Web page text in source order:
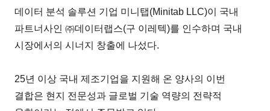
데이터 분석 솔루션 기업 미니탭(Minitab LLC)이 국내
파트너사인 ㈜데이터랩스(구 이레텍)를 인수하며 국내
시장에서의 시너지 창출에 나섰다.
25년 이상 국내 제조기업을 지원해 온 양사의 이번
결합은 현지 전문성과 글로벌 기술 역량의 전략적